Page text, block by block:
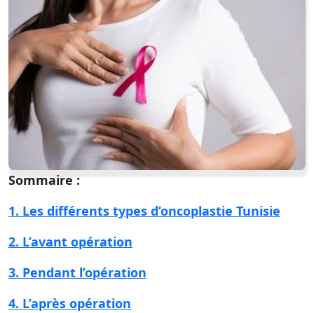
Sommaire :
1. Les différents types d’oncoplastie Tunisie
2. L’avant opération
3. Pendant l’opération
4. L’après opération